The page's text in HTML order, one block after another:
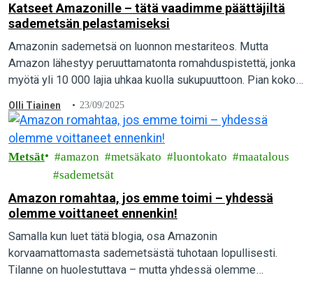
Katseet Amazonille – tätä vaadimme päättäjiltä
sademetsän pelastamiseksi
Amazonin sademetsä on luonnon mestariteos. Mutta
Amazon lähestyy peruuttamatonta romahduspistettä, jonka
myötä yli 10 000 lajia uhkaa kuolla sukupuuttoon. Pian koko
kokoontuvat Amazonille…
Olli Tiainen 23/09/2025
Metsät amazon metsäkato luontokato
maatalous
sademetsät
Amazon romahtaa, jos emme toimi – yhdessä
olemme voittaneet ennenkin!
Samalla kun luet tätä blogia, osa Amazonin
korvaamattomasta sademetsästä tuhotaan lopullisesti.
Tilanne on huolestuttava – mutta yhdessä olemme